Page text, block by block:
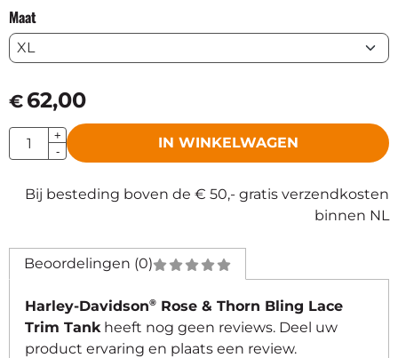
Maat
€ 62,00
Aantal
+
-
IN WINKELWAGEN
Bij besteding boven de € 50,- gratis verzendkosten
binnen NL
Beoordelingen (0)
Harley-Davidson® Rose & Thorn Bling Lace
Trim Tank heeft nog geen reviews. Deel uw
product ervaring en plaats een review.